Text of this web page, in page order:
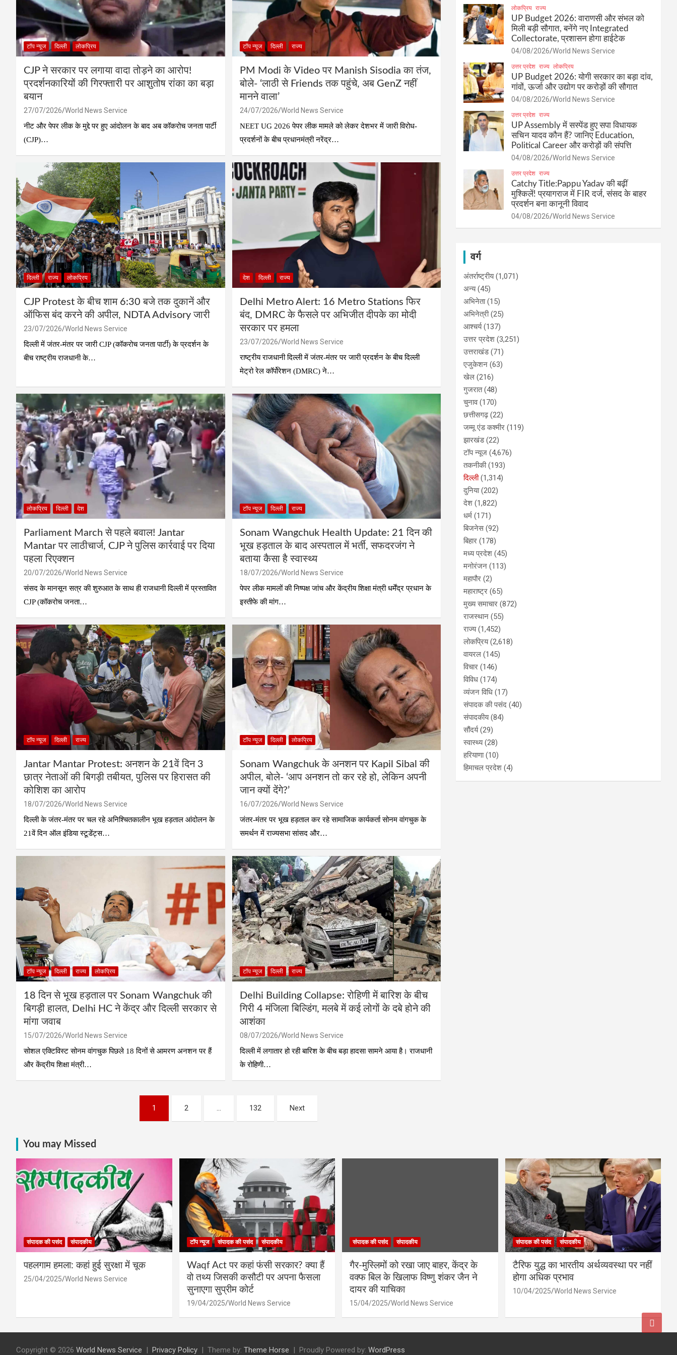
टॉप न्यूज दिल्ली लोकप्रिय
CJP ने सरकार पर लगाया वादा तोड़ने का आरोप!
प्रदर्शनकारियों की गिरफ्तारी पर आशुतोष रांका का बड़ा
बयान
27/07/2026 World News Service
नीट और पेपर लीक के मुद्दे पर हुए आंदोलन के बाद अब कॉकरोच जनता पार्टी
(CJP)…
टॉप न्यूज दिल्ली राज्य
PM Modi के Video पर Manish Sisodia का तंज,
बोले- ‘लाठी से Friends तक पहुंचे, अब GenZ नहीं
मानने वाला’
24/07/2026 World News Service
NEET UG 2026 पेपर लीक मामले को लेकर देशभर में जारी विरोध-
प्रदर्शनों के बीच प्रधानमंत्री नरेंद्र…
दिल्ली राज्य लोकप्रिय
CJP Protest के बीच शाम 6:30 बजे तक दुकानें और
ऑफिस बंद करने की अपील, NDTA Advisory जारी
23/07/2026 World News Service
दिल्ली में जंतर-मंतर पर जारी CJP (कॉकरोच जनता पार्टी) के प्रदर्शन के
बीच राष्ट्रीय राजधानी के…
देश दिल्ली राज्य
Delhi Metro Alert: 16 Metro Stations फिर
बंद, DMRC के फैसले पर अभिजीत दीपके का मोदी
सरकार पर हमला
23/07/2026 World News Service
राष्ट्रीय राजधानी दिल्ली में जंतर-मंतर पर जारी प्रदर्शन के बीच दिल्ली
मेट्रो रेल कॉर्पोरेशन (DMRC) ने…
लोकप्रिय दिल्ली देश
Parliament March से पहले बवाल! Jantar
Mantar पर लाठीचार्ज, CJP ने पुलिस कार्रवाई पर दिया
पहला रिएक्शन
20/07/2026 World News Service
संसद के मानसून सत्र की शुरुआत के साथ ही राजधानी दिल्ली में प्रस्तावित
CJP (कॉकरोच जनता…
टॉप न्यूज दिल्ली राज्य
Sonam Wangchuk Health Update: 21 दिन की
भूख हड़ताल के बाद अस्पताल में भर्ती, सफदरजंग ने
बताया कैसा है स्वास्थ्य
18/07/2026 World News Service
पेपर लीक मामलों की निष्पक्ष जांच और केंद्रीय शिक्षा मंत्री धर्मेंद्र प्रधान के
इस्तीफे की मांग…
टॉप न्यूज दिल्ली राज्य
Jantar Mantar Protest: अनशन के 21वें दिन 3
छात्र नेताओं की बिगड़ी तबीयत, पुलिस पर हिरासत की
कोशिश का आरोप
18/07/2026 World News Service
दिल्ली के जंतर-मंतर पर चल रहे अनिश्चितकालीन भूख हड़ताल आंदोलन के
21वें दिन ऑल इंडिया स्टूडेंट्स…
टॉप न्यूज दिल्ली लोकप्रिय
Sonam Wangchuk के अनशन पर Kapil Sibal की
अपील, बोले- ‘आप अनशन तो कर रहे हो, लेकिन अपनी
जान क्यों देंगे?’
16/07/2026 World News Service
जंतर-मंतर पर भूख हड़ताल कर रहे सामाजिक कार्यकर्ता सोनम वांगचुक के
समर्थन में राज्यसभा सांसद और…
टॉप न्यूज दिल्ली राज्य लोकप्रिय
18 दिन से भूख हड़ताल पर Sonam Wangchuk की
बिगड़ी हालत, Delhi HC ने केंद्र और दिल्ली सरकार से
मांगा जवाब
15/07/2026 World News Service
सोशल एक्टिविस्ट सोनम वांगचुक पिछले 18 दिनों से आमरण अनशन पर हैं
और केंद्रीय शिक्षा मंत्री…
टॉप न्यूज दिल्ली राज्य
Delhi Building Collapse: रोहिणी में बारिश के बीच
गिरी 4 मंजिला बिल्डिंग, मलबे में कई लोगों के दबे होने की
आशंका
08/07/2026 World News Service
दिल्ली में लगातार हो रही बारिश के बीच बड़ा हादसा सामने आया है। राजधानी
के रोहिणी…
1 2 … 132 Next
लोकप्रिय राज्य
UP Budget 2026: वाराणसी और संभल को
मिली बड़ी सौगात, बनेंगे नए Integrated
Collectorate, प्रशासन होगा हाईटेक
04/08/2026 World News Service
उत्तर प्रदेश राज्य लोकप्रिय
UP Budget 2026: योगी सरकार का बड़ा दांव,
गांवों, ऊर्जा और उद्योग पर करोड़ों की सौगात
04/08/2026 World News Service
उत्तर प्रदेश राज्य
UP Assembly में सस्पेंड हुए सपा विधायक
सचिन यादव कौन हैं? जानिए Education,
Political Career और करोड़ों की संपत्ति
04/08/2026 World News Service
उत्तर प्रदेश राज्य
Catchy Title:Pappu Yadav की बढ़ीं
मुश्किलें! प्रयागराज में FIR दर्ज, संसद के बाहर
प्रदर्शन बना कानूनी विवाद
04/08/2026 World News Service
वर्ग
अंतर्राष्ट्रीय(1,071)
अन्य(45)
अभिनेता(15)
अभिनेत्री(25)
आश्चर्य(137)
उत्तर प्रदेश (3,251)
उत्तराखंड(71)
एजुकेशन (63)
खेल (216)
गुजरात(48)
चुनाव(170)
छत्तीसगढ़(22)
जम्मू एंड कश्मीर (119)
झारखंड(22)
टॉप न्यूज (4,676)
तकनीकी(193)
दिल्ली(1,314)
दुनिया(202)
देश (1,822)
धर्म (171)
बिजनेस(92)
बिहार (178)
मध्य प्रदेश (45)
मनोरंजन (113)
महापौर (2)
महाराष्ट्र (65)
मुख्य समाचार (872)
राजस्थान (55)
राज्य(1,452)
लोकप्रिय(2,618)
वायरल (145)
विचार (146)
विविध (174)
व्यंजन विधि (17)
संपादक की पसंद (40)
संपादकीय(84)
सौंदर्य(29)
स्वास्थ्य(28)
हरियाणा(10)
हिमाचल प्रदेश (4)
You may Missed
संपादक की पसंद संपादकीय
पहलगाम हमला: कहां हुई सुरक्षा में चूक
25/04/2025 World News Service
टॉप न्यूज संपादक की पसंद संपादकीय
Waqf Act पर कहां फंसी सरकार? क्या हैं
वो तथ्य जिसकी कसौटी पर अपना फैसला
सुनाएगा सुप्रीम कोर्ट
19/04/2025 World News Service
संपादक की पसंद संपादकीय
गैर-मुस्लिमों को रखा जाए बाहर, केंद्र के
वक्फ बिल के खिलाफ विष्णु शंकर जैन ने
दायर की याचिका
15/04/2025 World News Service
संपादक की पसंद संपादकीय
टैरिफ युद्ध का भारतीय अर्थव्यवस्था पर नहीं
होगा अधिक प्रभाव
10/04/2025 World News Service
Copyright © 2026 World News Service Privacy Policy Theme by: Theme Horse Proudly Powered by: WordPress